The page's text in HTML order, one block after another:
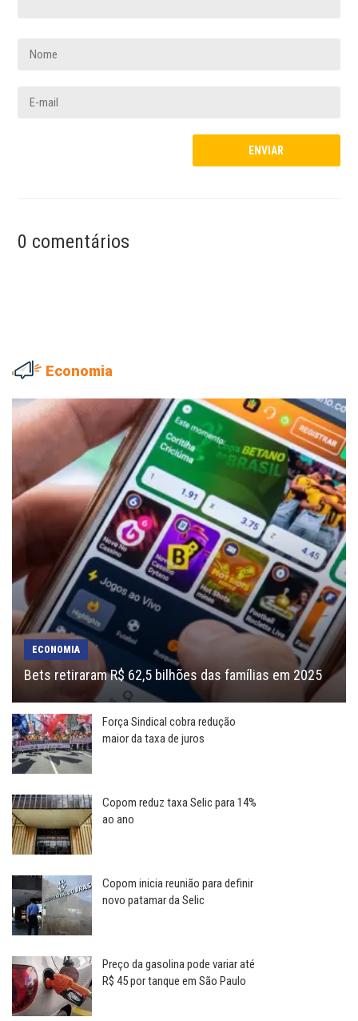
0 comentários
Economia
ECONOMIA
Bets retiraram R$ 62,5 bilhões das famílias em 2025
Força Sindical cobra redução
maior da taxa de juros
Copom reduz taxa Selic para 14%
ao ano
Copom inicia reunião para definir
novo patamar da Selic
Preço da gasolina pode variar até
R$ 45 por tanque em São Paulo